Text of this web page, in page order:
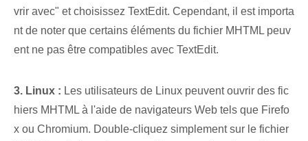
vrir avec" et choisissez TextEdit. Cependant, il est importa
nt de noter que certains éléments du fichier MHTML peuv
ent ne pas être compatibles avec TextEdit.
3. Linux : Les utilisateurs de Linux peuvent ouvrir des fic
hiers MHTML⁣ à l'aide de navigateurs Web tels que Firefo
x⁤ ou Chromium. Double-cliquez simplement sur le fichier